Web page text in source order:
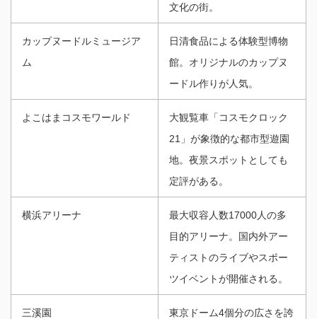
文化の街。
カップヌードルミュージア
ム
日清食品による体験型博物
館。オリジナルのカップヌ
ードル作りが人気。
よこはまコスモワールド
大観覧車「コスモクロック
21」が象徴的な都市型遊園
地。夜景スポットとしても
定評がある。
横浜アリーナ
最大収容人数17000人の多
目的アリーナ。国内外アー
ティストのライブやスポー
ツイベントが開催される。
三溪園
東京ドーム4個分の広さを誇